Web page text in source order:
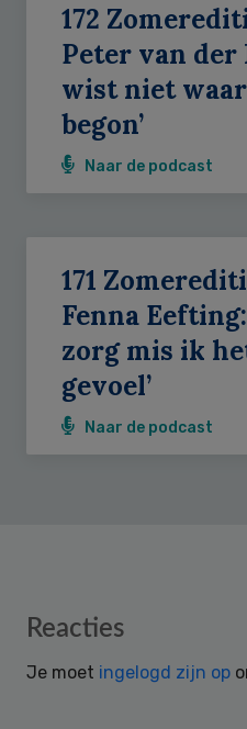
172
Peter van der
wist niet
begon’
Naar de podcast
171
Fenna
zorg mis ik
gevoel’
Naar de podcast
Reader
Reacties
Je moet ingelogd zijn op